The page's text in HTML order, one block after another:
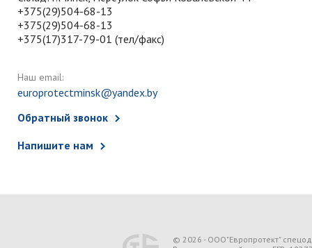
+375(29)504-68-13
+375(29)504-68-13
+375(17)317-79-01 (тел/факс)
Наш email:
europrotectminsk@yandex.by
Обратный звонок
Напишите нам
© 2026 - ООО"Европротект"